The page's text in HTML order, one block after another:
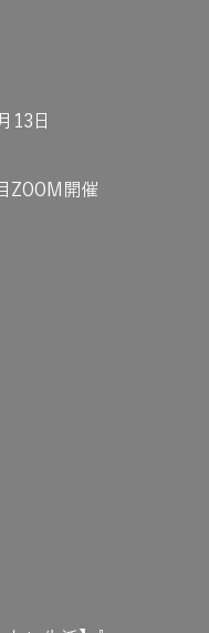
13日
ZOOM開催